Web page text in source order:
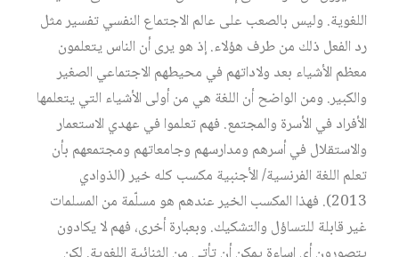
اللغوية. وليس بالصعب على عالم الاجتماع النفسي تفسير مثل
رد الفعل ذلك من طرف هؤلاء. إذ هو يرى أن الناس يتعلمون
معظم الأشياء بعد ولاداتهم في محيطهم الاجتماعي الصغير
والكبير. ومن الواضح أن اللغة هي من أولى الأشياء التي يتعلمها
الأفراد في الأسرة والمجتمع. فهم تعلموا في عهدي الاستعمار
والاستقلال في أسرهم ومدارسهم وجامعاتهم ومجتمعهم بأن
تعلم اللغة الفرنسية/ الأجنبية مكسب كله خير (الذوادي
2013). فهذا المكسب الخير عندهم هو مسلّمة من المسلمات
غير قابلة للتساؤل والتشكيك. وبعبارة أخرى، فهم لا يكادون